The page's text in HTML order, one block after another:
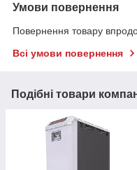
Умови повернення
Повернення товару
Всі умови повернення
Подібні товари